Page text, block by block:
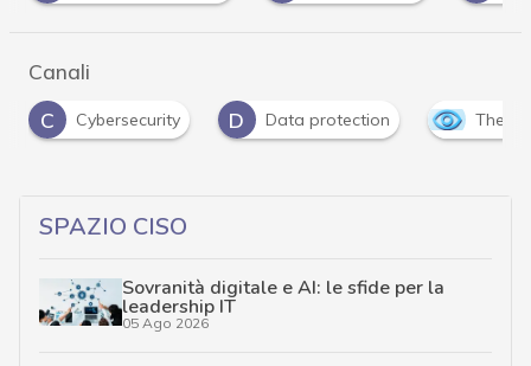
Canali
D Data protection
The Outlook
SPAZIO CISO
Sovranità digitale e AI: le sfide per la
leadership IT
05 Ago 2026